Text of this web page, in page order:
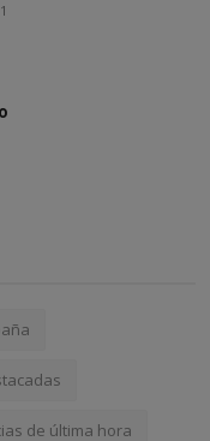
de última hora